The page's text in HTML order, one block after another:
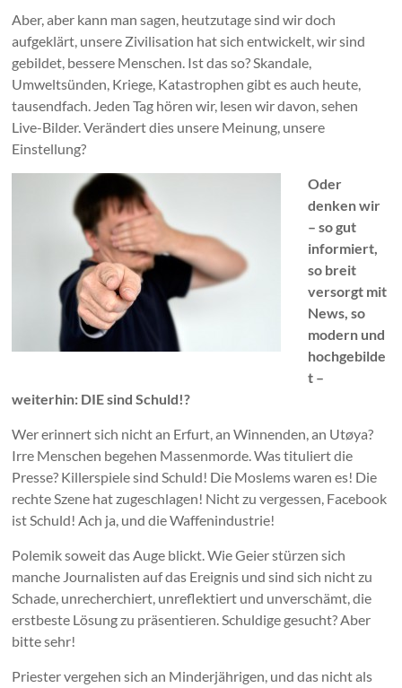
Aber, aber kann man sagen, heutzutage sind wir doch
aufgeklärt, unsere Zivilisation hat sich entwickelt, wir sind
gebildet, bessere Menschen. Ist das so? Skandale,
Umweltsünden, Kriege, Katastrophen gibt es auch heute,
tausendfach. Jeden Tag hören wir, lesen wir davon, sehen
Live-Bilder. Verändert dies unsere Meinung, unsere
Einstellung?
Oder
denken wir
– so gut
informiert,
so breit
versorgt mit
News, so
modern und
hochgebilde
t –
weiterhin: DIE sind Schuld!?
Wer erinnert sich nicht an Erfurt, an Winnenden, an Utøya?
Irre Menschen begehen Massenmorde. Was tituliert die
Presse? Killerspiele sind Schuld! Die Moslems waren es! Die
rechte Szene hat zugeschlagen! Nicht zu vergessen, Facebook
ist Schuld! Ach ja, und die Waffenindustrie!
Polemik soweit das Auge blickt. Wie Geier stürzen sich
manche Journalisten auf das Ereignis und sind sich nicht zu
Schade, unrecherchiert, unreflektiert und unverschämt, die
erstbeste Lösung zu präsentieren. Schuldige gesucht? Aber
bitte sehr!
Priester vergehen sich an Minderjährigen, und das nicht als